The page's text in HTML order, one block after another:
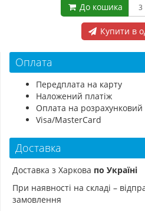
До кошика
Купити в
Оплата
Передплата на карту
Наложений платіж
Оплата на
Visa/MasterCard
Доставка
Доставка з Харкова по Україні
При наявності на складі –
замовлення